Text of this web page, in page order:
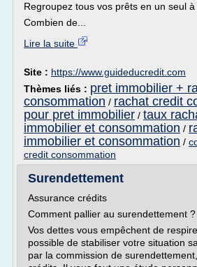
Regroupez tous vos prêts en un seul
Combien de...
Lire la suite
Site : https://www.guideducredit.com
Thèmes liés : pret immobilier +
consommation / rachat credit
pour pret immobilier / taux
immobilier et consommation /
immobilier et consommation /
credit consommation
Surendettement
Assurance crédits
Comment pallier au surendettement ?
Vos dettes vous empêchent de
possible de stabiliser votre situation
par la commission de